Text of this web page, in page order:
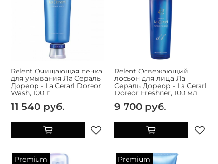
Relent Очищающая пенка
для умывания Ла Сераль
Дореор - La Cerarl Doreor
Wash, 100 г
11 540 руб.
Relent Освежающий
лосьон для лица Ла
Сераль Дореор - La Cerarl
Doreor Freshner, 100 мл
9 700 руб.
Premium Premium